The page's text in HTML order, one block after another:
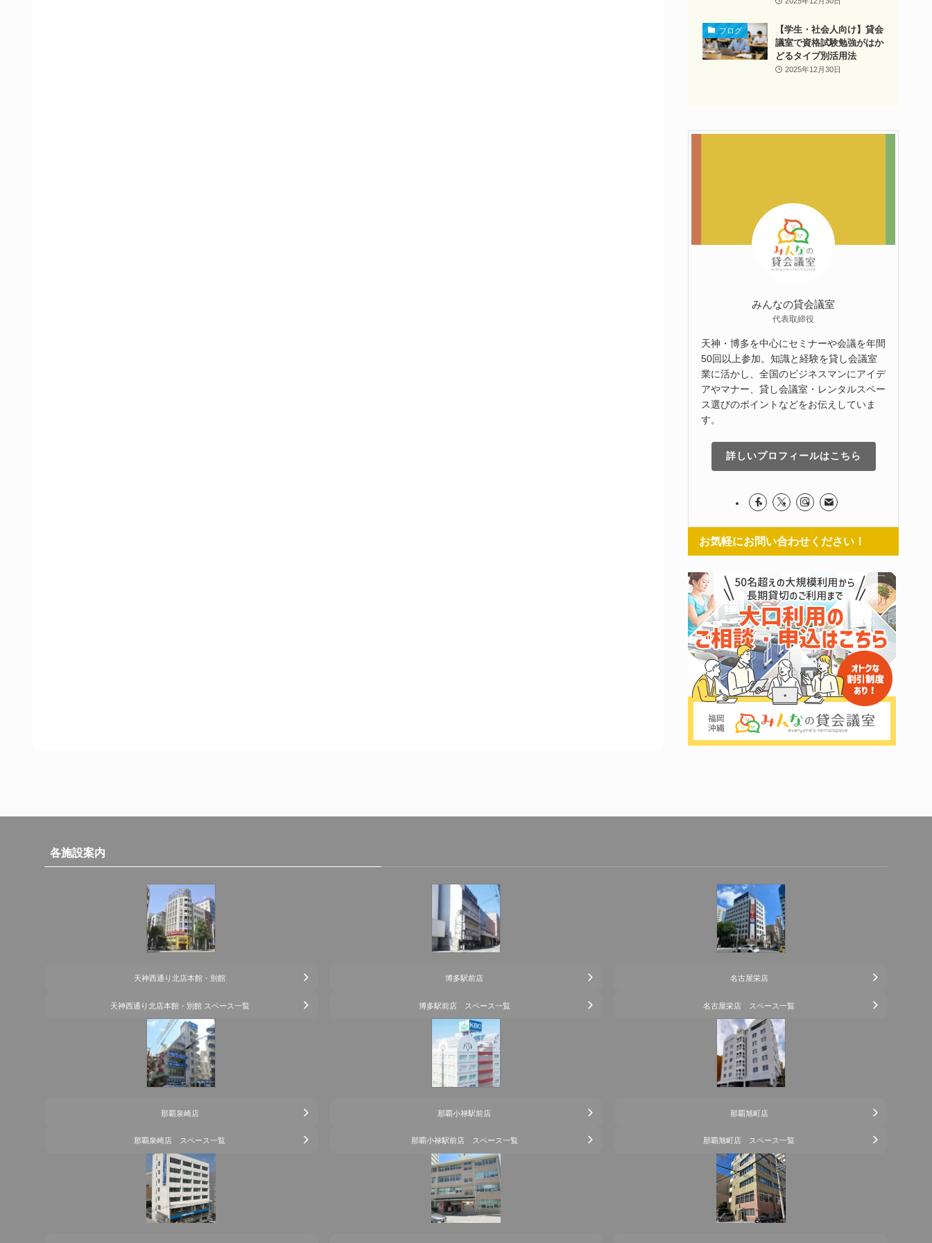
ブログ
【学生・社会人向け】貸会
議室で資格試験勉強がはか
どるタイプ別活用法
2025年12月30日
みんなの貸会議室
代表取締役
天神・博多を中心にセミナーや会議を年間
50回以上参加。知識と経験を貸し会議室
業に活かし、全国のビジネスマンにアイデ
アやマナー、貸し会議室・レンタルスペー
ス選びのポイントなどをお伝えしていま
す。
詳しいプロフィールはこちら
お気軽にお問い合わせください！
各施設案内
天神西通り北店本館・別館
天神西通り北店本館・別館 スペース一覧
博多駅前店
博多駅前店 スペース一覧
名古屋栄店
名古屋栄店 スペース一覧
那覇泉崎店
那覇泉崎店 スペース一覧
那覇小禄駅前店
那覇小禄駅前店 スペース一覧
那覇旭町店
那覇旭町店 スペース一覧